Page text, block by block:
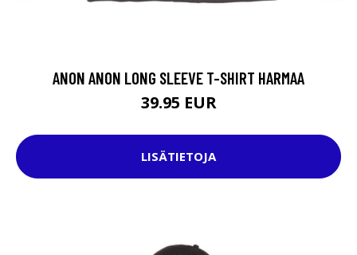
ANON ANON LONG SLEEVE T-SHIRT HARMAA
39.95 EUR
LISÄTIETOJA